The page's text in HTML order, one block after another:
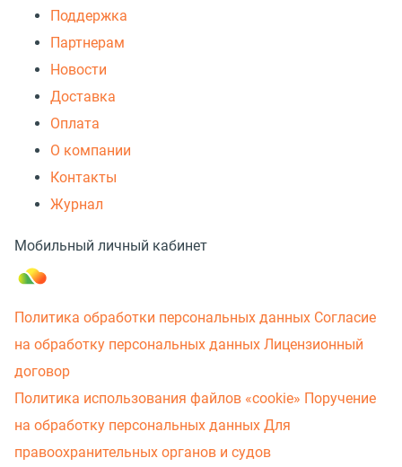
Поддержка
Партнерам
Новости
Доставка
Оплата
О компании
Контакты
Журнал
Мобильный личный кабинет
Политика обработки персональных данных Согласие
на обработку персональных данных Лицензионный
договор
Политика использования файлов «cookie» Поручение
на обработку персональных данных Для
правоохранительных органов и судов